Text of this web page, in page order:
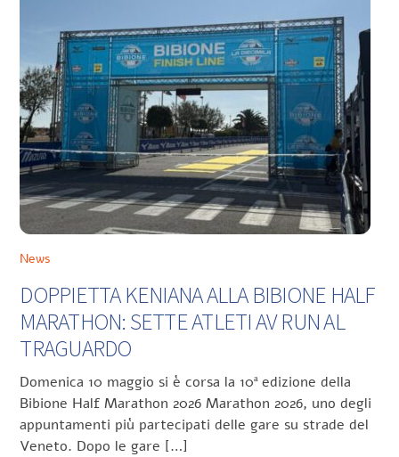
News
DOPPIETTA KENIANA ALLA BIBIONE HALF
MARATHON: SETTE ATLETI AV RUN AL
TRAGUARDO
Domenica 10 maggio si è corsa la 10ª edizione della
Bibione Half Marathon 2026 Marathon 2026, uno degli
appuntamenti più partecipati delle gare su strade del
Veneto. Dopo le gare […]